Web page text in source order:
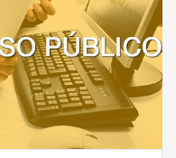
MEDIO AMBIENTE